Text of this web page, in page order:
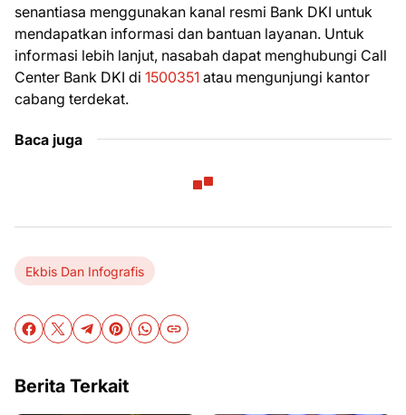
senantiasa menggunakan kanal resmi Bank DKI untuk
mendapatkan informasi dan bantuan layanan. Untuk
informasi lebih lanjut, nasabah dapat menghubungi Call
Center Bank DKI di 1500351 atau mengunjungi kantor
cabang terdekat.
Baca juga
Ekbis Dan Infografis
Berita Terkait